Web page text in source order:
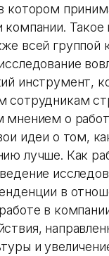
котором
компании. Такое
всей группой
инструмент,
сотрудникам
мнением о
идеи о том,
лучше. Как
в
в
и